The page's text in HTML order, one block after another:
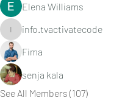
Elena Williams
info.tvactivatecode
info.tvactivatecode
Fima
senja kala
See All Members (107)